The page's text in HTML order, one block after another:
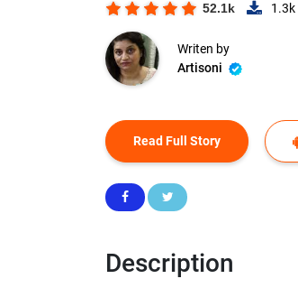
52.1k 1.3k
Writen by
Artisoni
Read Full Story
Description